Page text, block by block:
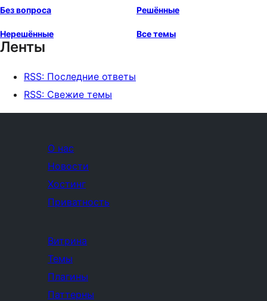
Без вопроса Решённые
Нерешённые Все темы
Ленты
RSS: Последние ответы
RSS: Свежие темы
О нас
Новости
Хостинг
Приватность
Витрина
Темы
Плагины
Паттерны